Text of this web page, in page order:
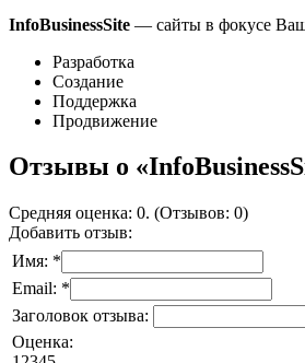
InfoBusinessSite — сайты в фокусе
Разработка
Создание
Поддержка
Продвижение
Отзывы о
Средняя оценка: 0. (Отзывов: 0)
Добавить отзыв:
Имя: *
Email: *
Заголовок отзыва:
Оценка: